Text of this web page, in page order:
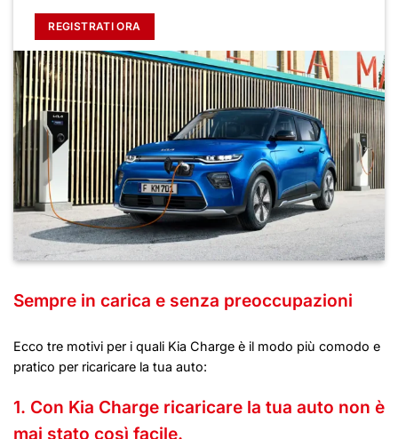
REGISTRATI ORA
Sempre in carica e senza preoccupazioni
Ecco tre motivi per i quali Kia Charge è il modo più comodo e
pratico per ricaricare la tua auto:
1. Con Kia Charge ricaricare la tua auto non è
mai stato così facile.